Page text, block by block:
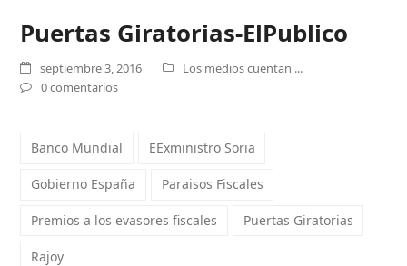
Puertas Giratorias-ElPublico
septiembre 3, 2016
Los medios cuentan ...
0 comentarios
Banco Mundial EExministro Soria
Gobierno España Paraisos Fiscales
Premios a los evasores fiscales Puertas Giratorias
Rajoy